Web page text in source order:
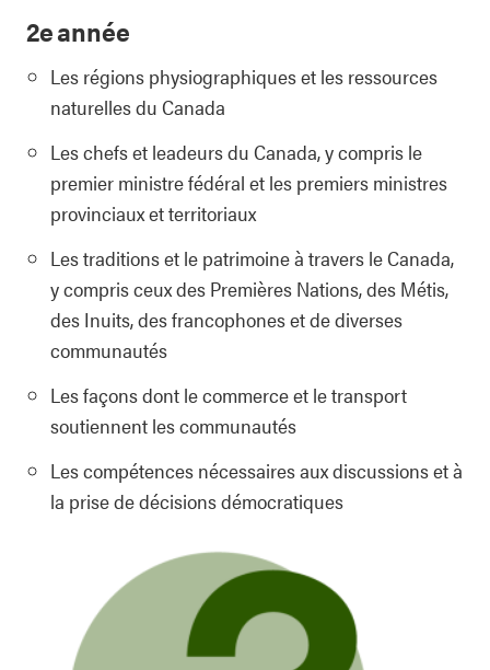
2e année
Les régions physiographiques et les ressources
naturelles du Canada
Les chefs et leadeurs du Canada, y compris le
premier ministre fédéral et les premiers ministres
provinciaux et territoriaux
Les traditions et le patrimoine à travers le Canada,
y compris ceux des Premières Nations, des Métis,
des Inuits, des francophones et de diverses
communautés
Les façons dont le commerce et le transport
soutiennent les communautés
Les compétences nécessaires aux discussions et à
la prise de décisions démocratiques